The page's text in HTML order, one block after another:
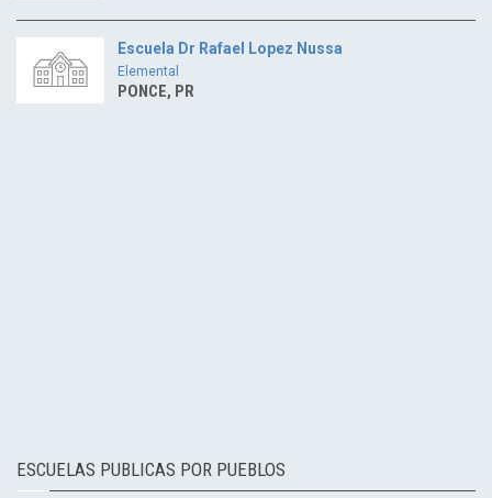
Escuela Dr Rafael Lopez Nussa
Elemental
PONCE, PR
ESCUELAS PUBLICAS POR PUEBLOS